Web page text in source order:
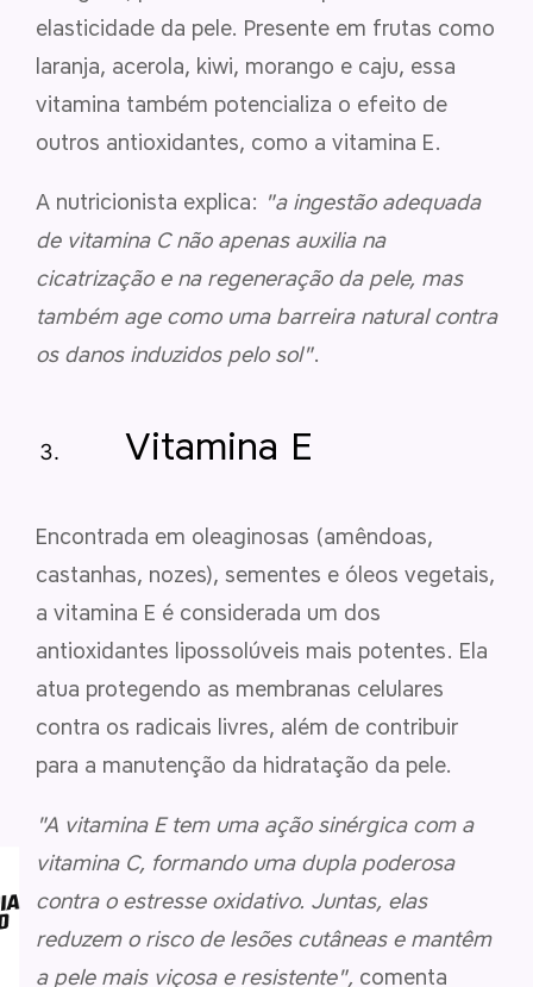
elasticidade da pele. Presente em frutas como
laranja, acerola, kiwi, morango e caju, essa
vitamina também potencializa o efeito de
outros antioxidantes, como a vitamina E.
A nutricionista explica: "a ingestão adequada
de vitamina C não apenas auxilia na
cicatrização e na regeneração da pele, mas
também age como uma barreira natural contra
os danos induzidos pelo sol".
Vitamina E
Encontrada em oleaginosas (amêndoas,
castanhas, nozes), sementes e óleos vegetais,
a vitamina E é considerada um dos
antioxidantes lipossolúveis mais potentes. Ela
atua protegendo as membranas celulares
contra os radicais livres, além de contribuir
para a manutenção da hidratação da pele.
"A vitamina E tem uma ação sinérgica com a
vitamina C, formando uma dupla poderosa
contra o estresse oxidativo. Juntas, elas
reduzem o risco de lesões cutâneas e mantêm
a pele mais viçosa e resistente", comenta